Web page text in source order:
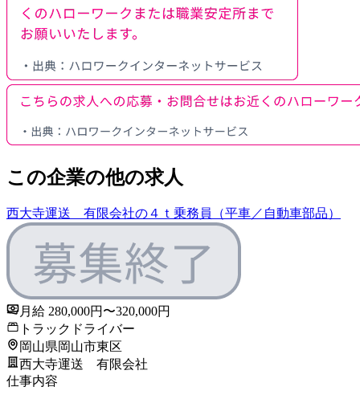
この企業の他の求人
西大寺運送 有限会社の４ｔ乗務員（平車／自動車部品）
月給 280,000円〜320,000円
トラックドライバー
岡山県岡山市東区
西大寺運送 有限会社
仕事内容